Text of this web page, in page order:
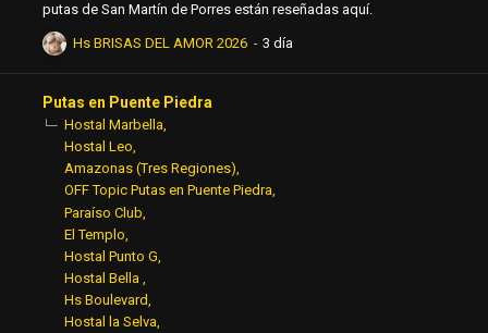
putas de San Martín de Porres están reseñadas aquí.
Hs BRISAS DEL AMOR 2026
Putas en Puente Piedra
Hostal Marbella
Hostal Leo
Amazonas (Tres Regiones)
OFF Topic Putas en Puente Piedra
Paraíso Club
El Templo
Hostal Punto G
Hostal Bella
Hs Boulevard
Hostal la Selva